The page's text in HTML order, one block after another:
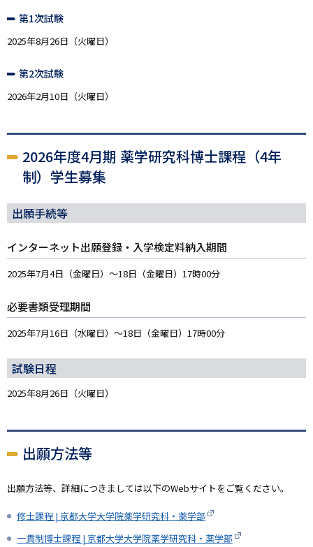
第1次試験
2025年8月26日（火曜日）
第2次試験
2026年2月10日（火曜日）
2026年度4月期 薬学研究科博士課程（4年
制）学生募集
出願手続等
インターネット出願登録・入学検定料納入期間
2025年7月4日（金曜日）～18日（金曜日）17時00分
必要書類受理期間
2025年7月16日（水曜日）～18日（金曜日）17時00分
試験日程
2025年8月26日（火曜日）
出願方法等
出願方法等、詳細につきましては以下のWebサイトをご覧ください。
修士課程 | 京都大学大学院薬学研究科・薬学部
一貫制博士課程 | 京都大学大学院薬学研究科・薬学部